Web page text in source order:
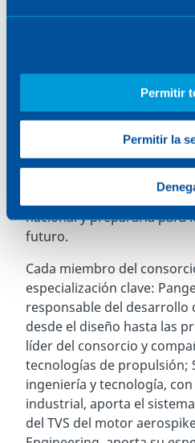
Permitir
Permitir la
el
empresas participantes
aeroespacial y tecnológico
Aenium Engineering, ITP
ejemplo de colaboración
entre empresas españolas
competitividad de la
nacional y prepararla para
futuro.
Cada miembro del
especialización clave:
responsable del
desde el diseño hasta las
líder del consorcio y
tecnologías de propulsión;
ingeniería y tecnología,
industrial, aporta el
del TVS del motor